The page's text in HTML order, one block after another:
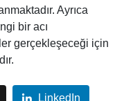
Ayrıca
bir acı
gerçekleşeceği için
LinkedIn